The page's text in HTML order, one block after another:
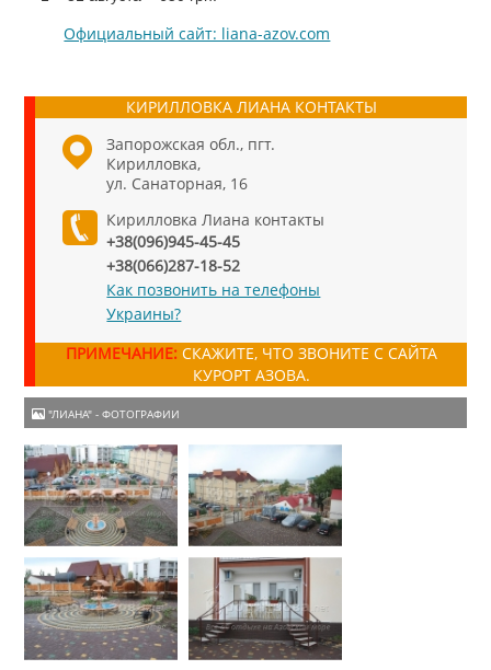
Официальный сайт: liana-azov.com
КИРИЛЛОВКА ЛИАНА КОНТАКТЫ
Запорожская обл., пгт.
Кирилловка,
ул. Санаторная, 16
Кирилловка Лиана контакты
+38(096)945-45-45
+38(066)287-18-52
Как позвонить на телефоны
Украины?
ПРИМЕЧАНИЕ:СКАЖИТЕ, ЧТО ЗВОНИТЕ С САЙТА
КУРОРТ АЗОВА.
"ЛИАНА" - ФОТОГРАФИИ